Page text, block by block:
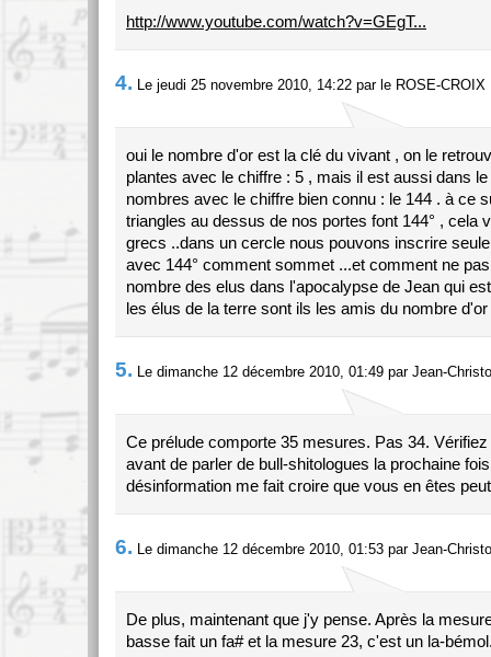
http://www.youtube.com/watch?v=GEgT...
4. Le jeudi 25 novembre 2010, 14:22 par le ROSE-CROIX
oui le nombre d'or est la clé du vivant , on le
plantes avec le chiffre : 5 , mais il est aussi dans
nombres avec le chiffre bien connu : le 144 . à ce
triangles au dessus de nos portes font 144° , cela
grecs ..dans un cercle nous pouvons inscrire
avec 144° comment sommet ...et comment ne
nombre des elus dans l'apocalypse de Jean qui
les élus de la terre sont ils les amis du nombre d'or
5. Le dimanche 12 décembre 2010, 01:49 par Jean-
Ce prélude comporte 35 mesures. Pas 34.
avant de parler de bull-shitologues la prochaine
désinformation me fait croire que vous en êtes
6. Le dimanche 12 décembre 2010, 01:53 par Jean-
De plus, maintenant que j'y pense. Après la
basse fait un fa# et la mesure 23, c'est un la-